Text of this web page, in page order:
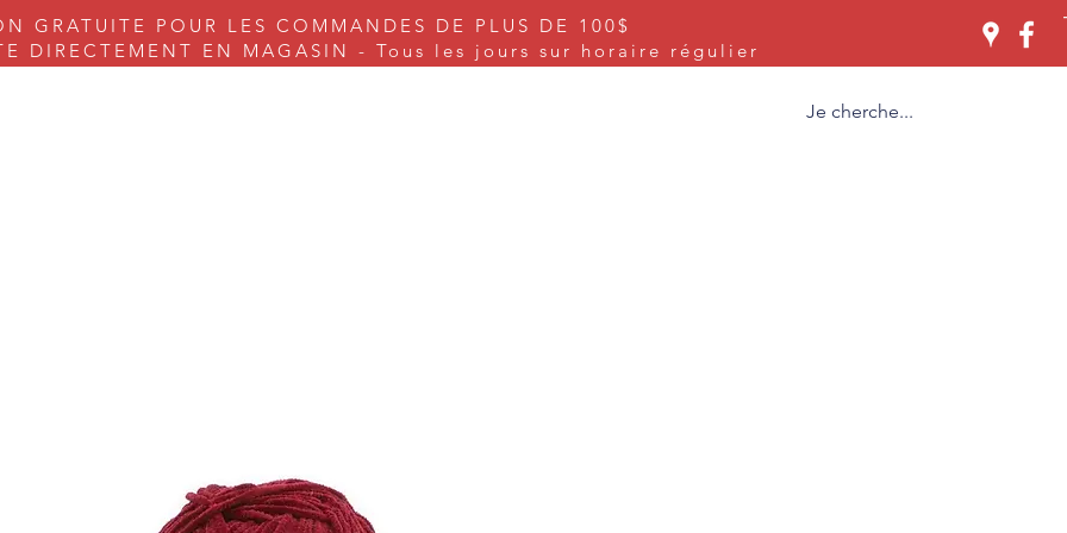
GRATUITE POUR LES COMMANDES DE PLUS DE 100$
DIRECTEMENT EN MAGASIN - Tous les jours sur horaire régulier